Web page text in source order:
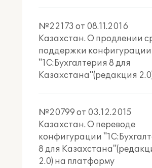
№22173 от 08.11.2016
Казахстан. О продлении
поддержки конфигурации
"1С:Бухгалтерия 8 для
Казахстана"(редакция
№20799 от 03.12.2015
Казахстан. О переводе
конфигурации
8 для
2.0) на платформу